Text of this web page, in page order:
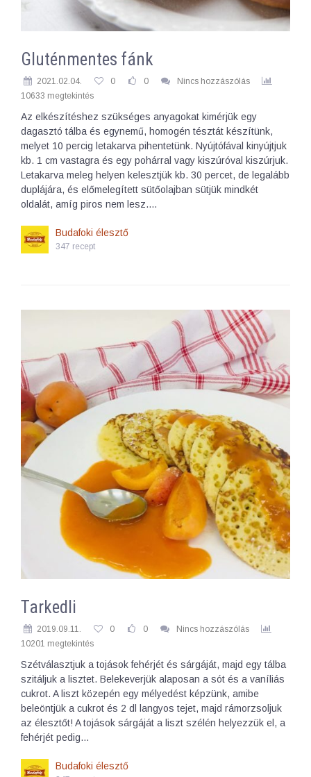
Gluténmentes fánk
2021.02.04. 0 0
Nincs hozzászólás
10633 megtekintés
Az elkészítéshez szükséges anyagokat kimérjük egy
dagasztó tálba és egynemű, homogén tésztát készítünk,
melyet 10 percig letakarva pihentetünk. Nyújtófával kinyújtjuk
kb. 1 cm vastagra és egy pohárral vagy kiszúróval kiszúrjuk.
Letakarva meleg helyen kelesztjük kb. 30 percet, de legalább
duplájára, és előmelegített sütőolajban sütjük mindkét
oldalát, amíg piros nem lesz.…
Budafoki élesztő
347 recept
Tarkedli
2019.09.11. 0 0
Nincs hozzászólás
10201 megtekintés
Szétválasztjuk a tojások fehérjét és sárgáját, majd egy tálba
szitáljuk a lisztet. Belekeverjük alaposan a sót és a vaníliás
cukrot. A liszt közepén egy mélyedést képzünk, amibe
beleöntjük a cukrot és 2 dl langyos tejet, majd rámorzsoljuk
az élesztőt! A tojások sárgáját a liszt szélén helyezzük el, a
fehérjét pedig…
Budafoki élesztő